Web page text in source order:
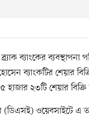
ব্যাংকের
ব্যাংকটির শেয়ার
হাজার ২৩টি শেয়ার
(ডিএসই) ওয়েবসাইটে এ